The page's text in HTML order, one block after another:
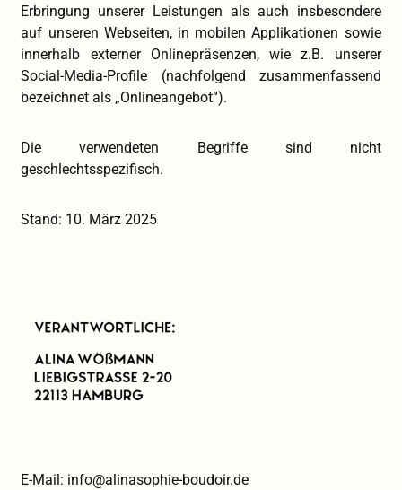
Erbringung unserer Leistungen als auch insbesondere
auf unseren Webseiten, in mobilen Applikationen sowie
innerhalb externer Onlinepräsenzen, wie z.B. unserer
Social-Media-Profile (nachfolgend zusammenfassend
bezeichnet als „Onlineangebot“).
Die verwendeten Begriffe sind nicht
geschlechtsspezifisch.
Stand: 10. März 2025
E-Mail: info@alinasophie-boudoir.de